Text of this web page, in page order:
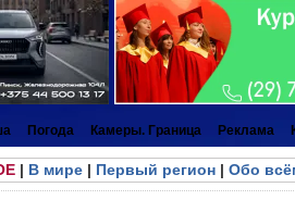
Погода Камеры. Граница Реклама
| В мире| Первый регион| Обо